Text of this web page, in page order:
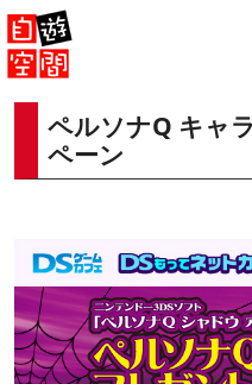
Skip
to
content
ペルソナQ キャ
ペーン
English 中文（繁